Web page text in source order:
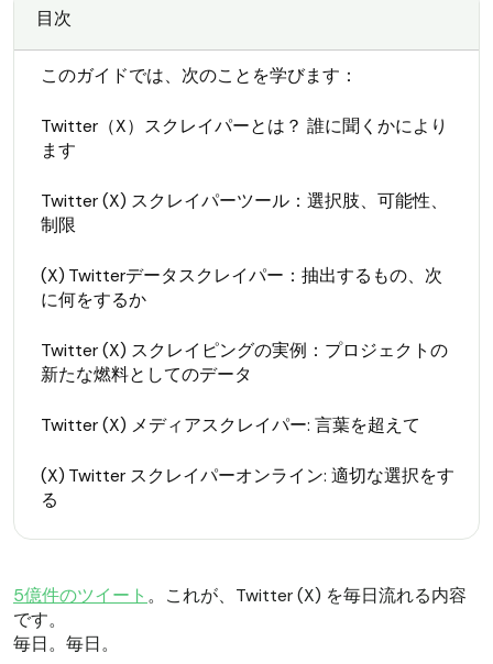
目次
このガイドでは、次のことを学びます：
Twitter（X）スクレイパーとは？ 誰に聞くかにより
ます
Twitter (X) スクレイパーツール：選択肢、可能性、
制限
(X) Twitterデータスクレイパー：抽出するもの、次
に何をするか
Twitter (X) スクレイピングの実例：プロジェクトの
新たな燃料としてのデータ
Twitter (X) メディアスクレイパー: 言葉を超えて
(X) Twitter スクレイパーオンライン: 適切な選択をす
る
5億件のツイート 。これが、Twitter (X) を毎日流れる内容
です。
毎日。毎日。